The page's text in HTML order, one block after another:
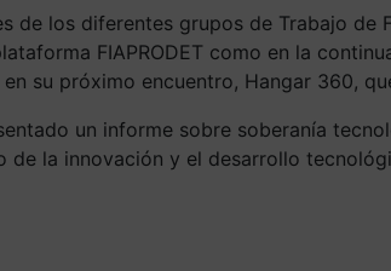
de los diferentes grupos de Trabajo
FIAPRODET como en la
su próximo encuentro, Hangar 360,
un informe sobre soberanía
la innovación y el desarrollo